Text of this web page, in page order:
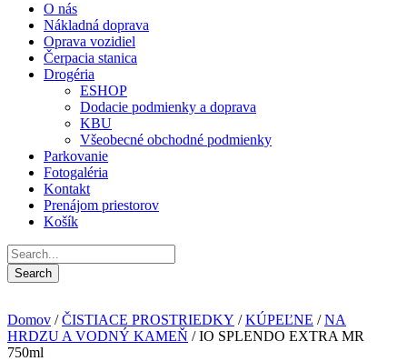
O nás
Nákladná doprava
Oprava vozidiel
Čerpacia stanica
Drogéria
ESHOP
Dodacie podmienky a doprava
KBU
Všeobecné obchodné podmienky
Parkovanie
Fotogaléria
Kontakt
Prenájom priestorov
Košík
Domov /ČISTIACE PROSTRIEDKY /KÚPEĽNE /NA
HRDZU A VODNÝ KAMEŇ / IO SPLENDO EXTRA MR
750ml